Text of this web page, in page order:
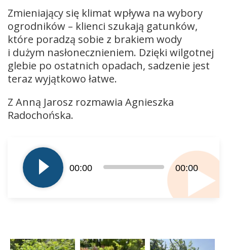
Zmieniający się klimat wpływa na wybory
ogrodników – klienci szukają gatunków,
które poradzą sobie z brakiem wody
i dużym nasłonecznieniem. Dzięki wilgotnej
glebie po ostatnich opadach, sadzenie jest
teraz wyjątkowo łatwe.
Z Anną Jarosz rozmawia Agnieszka
Radochońska.
plików
dźwiękowych
00:00 00:00